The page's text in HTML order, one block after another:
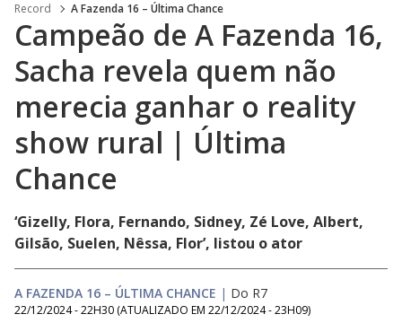
Record A Fazenda 16 – Última Chance
Campeão de A Fazenda 16,
Sacha revela quem não
merecia ganhar o reality
show rural | Última
Chance
‘Gizelly, Flora, Fernando, Sidney, Zé Love, Albert,
Gilsão, Suelen, Nêssa, Flor’, listou o ator
A FAZENDA 16 – ÚLTIMA CHANCE | Do R7
22/12/2024 - 22H30 (ATUALIZADO EM 22/12/2024 - 23H09)